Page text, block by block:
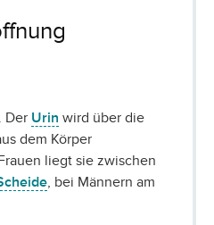
. Der Urin wird über die
dem Körper
liegt sie zwischen
, bei Männern am